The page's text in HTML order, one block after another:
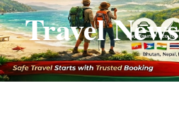
Travel News